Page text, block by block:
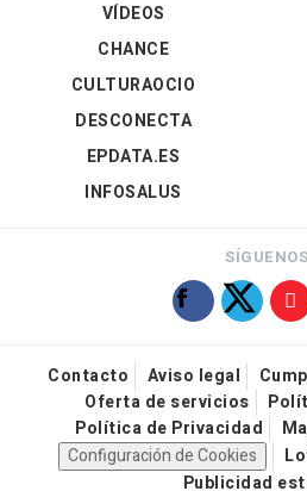
VÍDEOS
CHANCE
CULTURAOCIO
DESCONECTA
EPDATA.ES
INFOSALUS
SÍGUENOS
Contacto Aviso legal
Oferta de servicios
Política de Privacidad
Configuración de Cookies
Publicidad